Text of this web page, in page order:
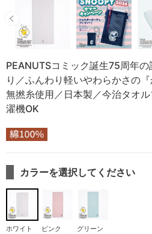
PEANUTSコミック誕生75周年
り／ふんわり軽いやわらかさの
無撚糸使用／日本製／今治タオ
濯機OK
カラーを選択してください
ホワイト ピンク
グリーン